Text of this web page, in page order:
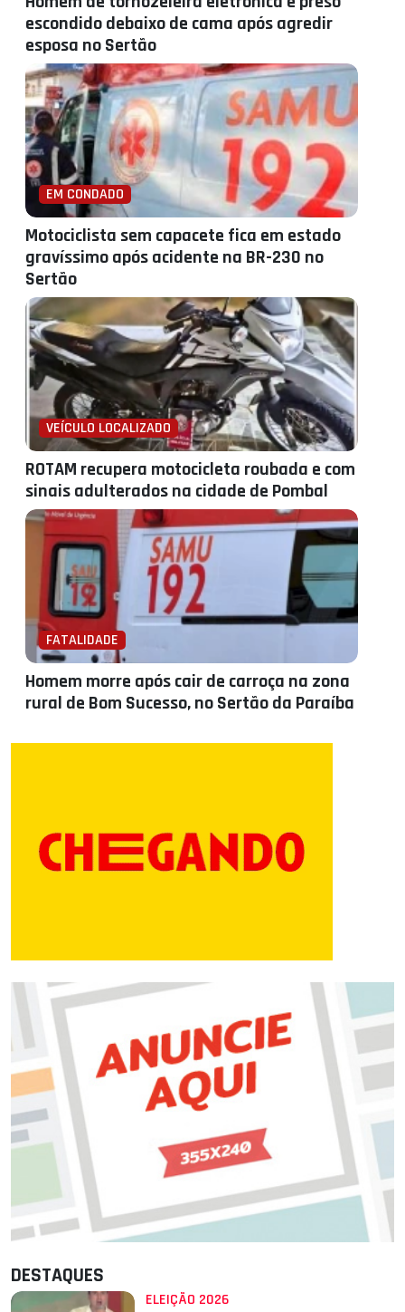
escondido debaixo de cama após agredir
esposa no Sertão
EM CONDADO
Motociclista sem capacete fica em estado
gravíssimo após acidente na BR-230 no
Sertão
VEÍCULO LOCALIZADO
ROTAM recupera motocicleta roubada e com
sinais adulterados na cidade de Pombal
FATALIDADE
Homem morre após cair de carroça na zona
rural de Bom Sucesso, no Sertão da Paraíba
DESTAQUES
ELEIÇÃO 2026